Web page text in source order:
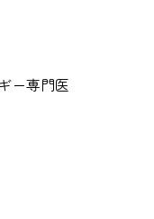
ー専門医